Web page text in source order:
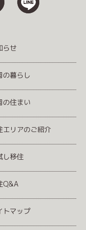
らせ
の暮らし
の住まい
エリアのご紹介
し移住
Q&A
トマップ